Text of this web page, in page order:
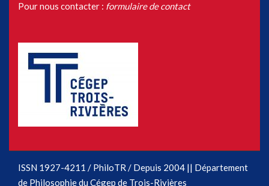
Pour nous contacter : formulaire de contact
ISSN 1927-4211 / PhiloTR / Depuis 2004 || Département
de Philosophie du Cégep de Trois-Rivières